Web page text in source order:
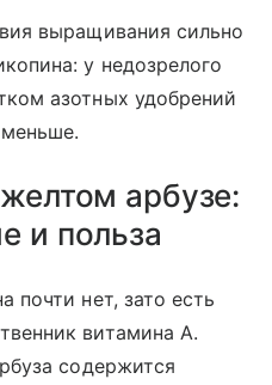
выращивания сильно
у недозрелого
азотных удобрений
арбузе:
и польза
почти нет, зато есть
витамина А.
содержится